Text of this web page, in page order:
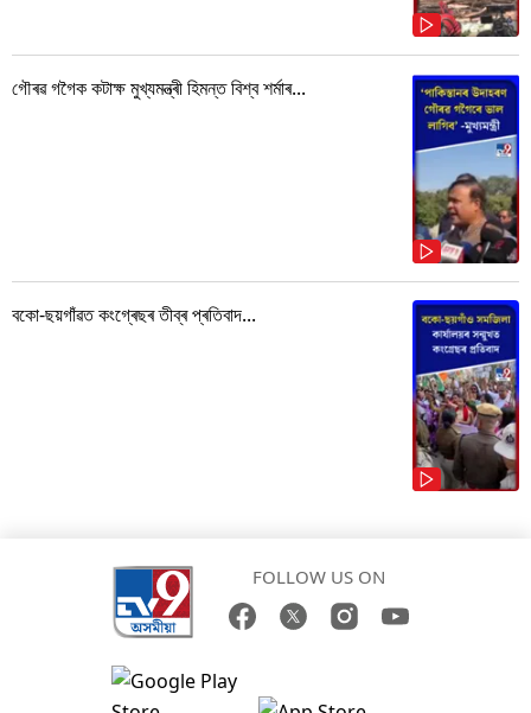
গৌৰৱ গগৈক কটাক্ষ মুখ্যমন্ত্ৰী হিমন্ত বিশ্ব শৰ্মাৰ...
বকো-ছয়গাঁৱত কংগ্ৰেছৰ তীব্ৰ প্ৰতিবাদ...
FOLLOW US ON